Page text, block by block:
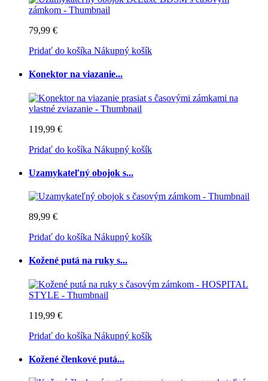
79,99 €
Pridať do košíka Nákupný košík
Konektor na viazanie...
119,99 €
Pridať do košíka Nákupný košík
Uzamykateľný obojok s...
89,99 €
Pridať do košíka Nákupný košík
Kožené putá na ruky s...
119,99 €
Pridať do košíka Nákupný košík
Kožené členkové putá...